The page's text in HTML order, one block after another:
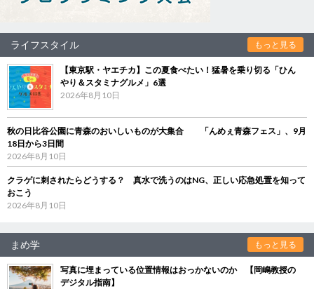
ライフスタイル もっと見る
【東京駅・ヤエチカ】この夏食べたい！猛暑を乗り切る「ひん
やり＆スタミナグルメ」6選
2026年8月10日
秋の日比谷公園に青森のおいしいものが大集合 「んめぇ青森フェス」、9月
18日から3日間
2026年8月10日
クラゲに刺されたらどうする？ 真水で洗うのはNG、正しい応急処置を知って
おこう
2026年8月10日
まめ学 もっと見る
写真に埋まっている位置情報はおっかないのか 【岡嶋教授の
デジタル指南】